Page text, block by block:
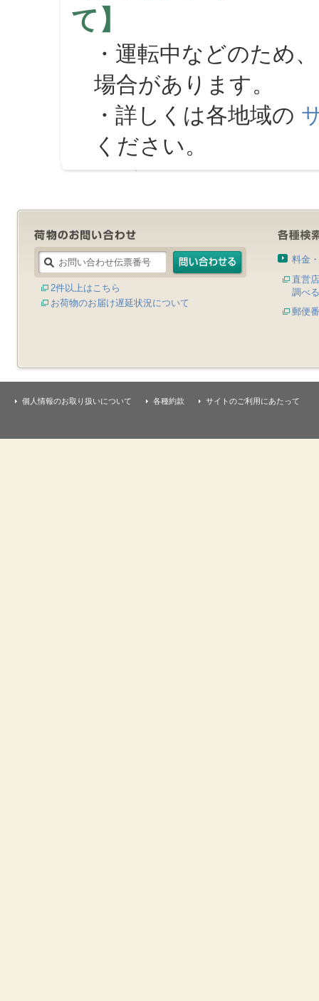
て】
・運転中などのため
場合があります。
・詳しくは各地域の
ください。
2件以上はこちら
お荷物のお届け遅延状況について
料金
直営
調べる
郵便
個人情報のお取り扱いについて 各種約款 サイトのご利用にあたって